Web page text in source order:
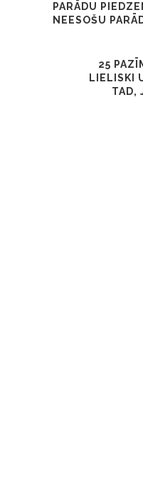
PARĀDU
NEESOŠU
25
LIELISKI
TAD,